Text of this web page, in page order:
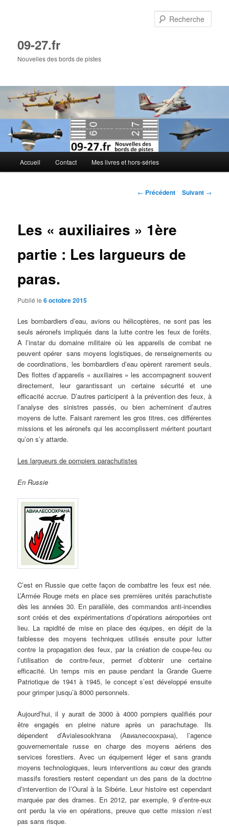
09-27.fr
Nouvelles des bords de pistes
principal
Accueil Contact Mes livres et hors-séries
Navigation
← Précédent Suivant →
Les « auxiliaires » 1ère
partie : Les largueurs de
paras.
Publié le6 octobre 2015
Les bombardiers d’eau, avions ou hélicoptères, ne sont pas les
seuls aéronefs impliqués dans la lutte contre les feux de forêts.
A l’instar du domaine militaire où les appareils de combat ne
peuvent opérer sans moyens logistiques, de renseignements ou
de coordinations, les bombardiers d’eau opèrent rarement seuls.
Des flottes d’appareils « auxiliaires » les accompagnent souvent
directement, leur garantissant un certaine sécurité et une
efficacité accrue. D’autres participent à la prévention des feux, à
l’analyse des sinistres passés, ou bien acheminent d’autres
moyens de lutte. Faisant rarement les gros titres, ces différentes
missions et les aéronefs qui les accomplissent méritent pourtant
qu’on s’y attarde.
Les largueurs de pompiers parachutistes
En Russie
C’est en Russie que cette façon de combattre les feux est née.
L’Armée Rouge mets en place ses premières unités parachutiste
dès les années 30. En parallèle, des commandos anti-incendies
sont créés et des expérimentations d’opérations aéroportées ont
lieu. La rapidité de mise en place des équipes, en dépit de la
faiblesse des moyens techniques utilisés ensuite pour lutter
contre la propagation des feux, par la création de coupe-feu ou
l’utilisation de contre-feux, permet d’obtenir une certaine
efficacité. Un temps mis en pause pendant la Grande Guerre
Patriotique de 1941 à 1945, le concept s’est développé ensuite
pour grimper jusqu’à 8000 personnels.
Aujourd’hui, il y aurait de 3000 à 4000 pompiers qualifiés pour
être engagés en pleine nature après un parachutage. Ils
dépendent d’Avialesookhrana (Авиалесоохрана), l’agence
gouvernementale russe en charge des moyens aériens des
services forestiers. Avec un équipement léger et sans grands
moyens technologiques, leurs interventions au cœur des grands
massifs forestiers restent cependant un des pans de la doctrine
d’intervention de l’Oural à la Sibérie. Leur histoire est cependant
marquée par des drames. En 2012, par exemple, 9 d’entre-eux
ont perdu la vie en opérations, preuve que cette mission n’est
pas sans risque.